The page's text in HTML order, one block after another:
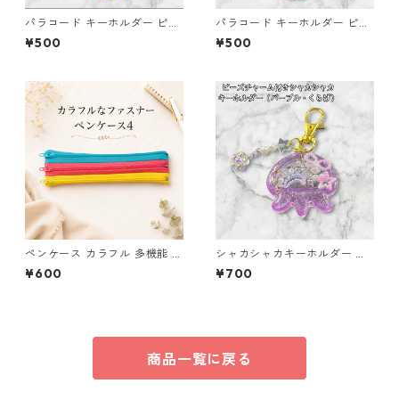
パラコード キーホルダー ピン
ク グリーン 編み込み s30
¥500
パラコード キーホルダー ピン
ク ホワイト 編み込み s27
¥500
ペンケース カラフル 多機能 筆
箱 ファスナー6本 s12
¥600
シャカシャカキーホルダー く
らげ レジン キーホルダー パー
プル ビーズ チャーム付き かわ
ゆめかわ ギフト
¥700
商品一覧に戻る